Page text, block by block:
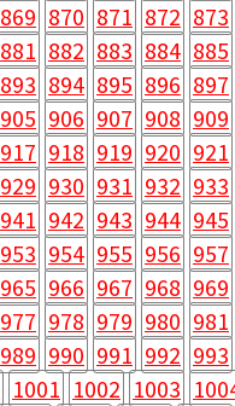
869 870 871 872 873
881 882 883 884 885
893 894 895 896 897
905 906 907 908 909
917 918 919 920 921
929 930 931 932 933
941 942 943 944 945
953 954 955 956 957
965 966 967 968 969
977 978 979 980 981
989 990 991 992 993
1001 1002 1003